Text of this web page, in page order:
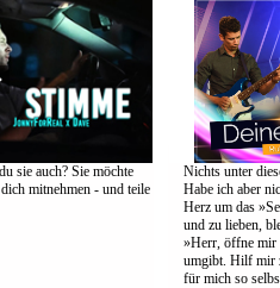
sie auch? Sie möchte
mitnehmen - und teile
Nichts unter
Habe ich aber
Herz um das
und zu lieben,
»Herr, öffne mir
umgibt. Hilf mir
für mich so